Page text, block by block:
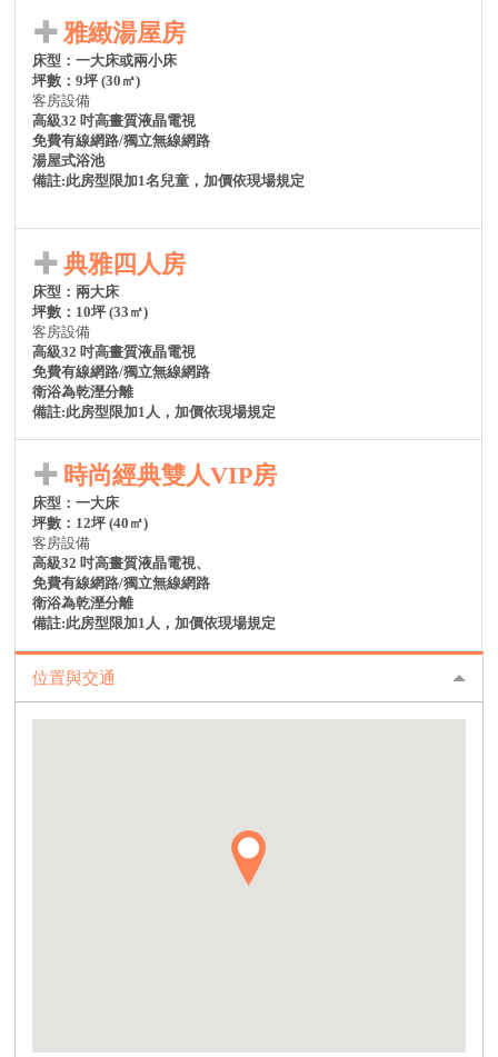
雅緻湯屋房
床型：一大床或兩小床
坪數：9坪 (30㎡)
客房設備
高級32 吋高畫質液晶電視
免費有線網路/獨立無線網路
湯屋式浴池
備註:此房型限加1名兒童，加價依現場規定
典雅四人房
床型：兩大床
坪數：10坪 (33㎡)
客房設備
高級32 吋高畫質液晶電視
免費有線網路/獨立無線網路
衛浴為乾溼分離
備註:此房型限加1人，加價依現場規定
時尚經典雙人VIP房
床型：一大床
坪數：12坪 (40㎡)
客房設備
高級32 吋高畫質液晶電視、
免費有線網路/獨立無線網路
衛浴為乾溼分離
備註:此房型限加1人，加價依現場規定
位置與交通